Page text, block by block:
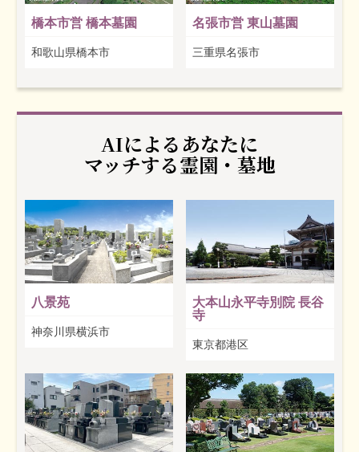
橋本市営 橋本墓園
和歌山県橋本市
名張市営 東山墓園
三重県名張市
AIによるあなたに
マッチする霊園・墓地
八景苑
神奈川県横浜市
大本山永平寺別院 長谷
寺
東京都港区